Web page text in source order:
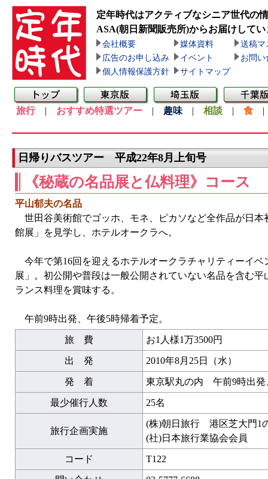
定年時代はアクティブなシニア世代の
ASA(朝日新聞販売所)からお届けしてい
会社概要 媒体資料
送稿マ
広告のお申し込み
イベント
お問い
個人情報保護方針
サイトマップ
旅行| おすすめ特選ツアー | 趣味 | 相談 | 食
日帰りバスツアー 平成22年8月上旬号
《秘蔵の名品展と仏料理》コース
平山郁夫の名品
世田谷美術館でゴッホ、モネ、ピカソなど全作品が日本
館展」を見学し、ホテルオークラへ。
今年で第16回を迎えるホテルオークラチャリティーイ
展」。初公開や普段は一般公開されていない名品を含む
ランス料理を賞味する。
午前9時出発、午後5時帰着予定。
旅 費 お1人様1万3500円
出 発 2010年8月25日（水）
発 着 東京駅丸の内 午前9時出発
最少催行人数 25名
旅行企画実施
(株)朝日旅行 港区芝大門1
(社)日本旅行業協会会員
コード T122